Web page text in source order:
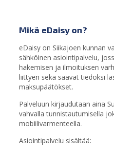
Mikä eDaisy on?
eDaisy on Siikajoen kunnan
sähköinen asiointipalvelu,
hakemisen ja ilmoituksen
liittyen sekä saavat tiedoksi
maksupäätökset.
Palveluun kirjaudutaan aina
vahvalla tunnistautumisella
mobiilivarmenteella.
Asiointipalvelu sisältää: